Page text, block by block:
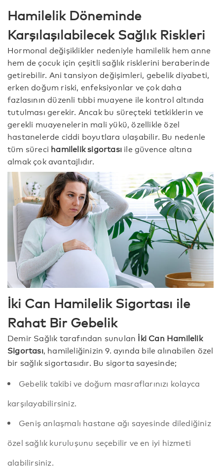
Hamilelik Döneminde
Karşılaşılabilecek Sağlık Riskleri
Hormonal değişiklikler nedeniyle hamilelik hem anne
hem de çocuk için çeşitli sağlık risklerini beraberinde
getirebilir. Ani tansiyon değişimleri, gebelik diyabeti,
erken doğum riski, enfeksiyonlar ve çok daha
fazlasının düzenli tıbbi muayene ile kontrol altında
tutulması gerekir. Ancak bu süreçteki tetkiklerin ve
gerekli muayenelerin mali yükü, özellikle özel
hastanelerde ciddi boyutlara ulaşabilir. Bu nedenle
tüm süreci hamilelik sigortası ile güvence altına
almak çok avantajlıdır.
İki Can Hamilelik Sigortası ile
Rahat Bir Gebelik
Demir Sağlık tarafından sunulan İki Can Hamilelik
Sigortası, hamileliğinizin 9. ayında bile alınabilen özel
bir sağlık sigortasıdır. Bu sigorta sayesinde;
Gebelik takibi ve doğum masraflarınızı kolayca
karşılayabilirsiniz.
Geniş anlaşmalı hastane ağı sayesinde dilediğiniz
özel sağlık kuruluşunu seçebilir ve en iyi hizmeti
alabilirsiniz.